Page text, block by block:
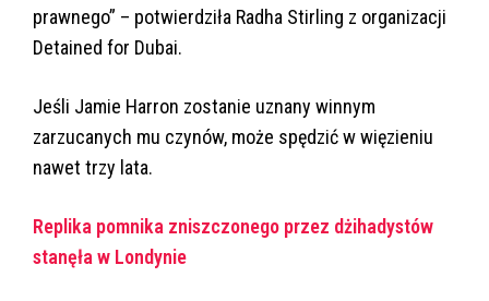
prawnego” – potwierdziła Radha Stirling z organizacji
Detained for Dubai.
Jeśli Jamie Harron zostanie uznany winnym
zarzucanych mu czynów, może spędzić w więzieniu
nawet trzy lata.
Replika pomnika zniszczonego przez dżihadystów
stanęła w Londynie